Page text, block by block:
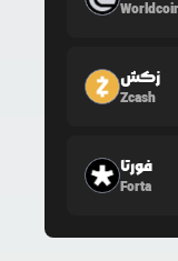
زکش
Zcash
فورتا
Forta